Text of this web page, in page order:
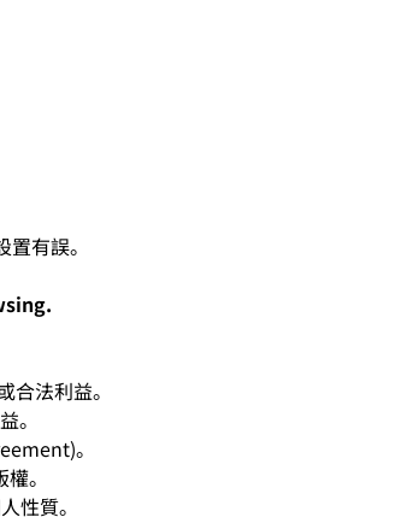
法利益。
。
。
。
性質。